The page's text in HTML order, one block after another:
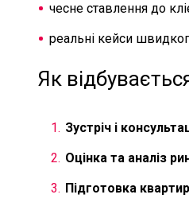
чесне ставлення до
реальні кейси
Як
Зустріч і
Оцінка та аналіз
Підготовка